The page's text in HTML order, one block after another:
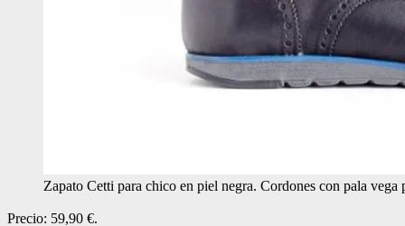
Zapato Cetti para chico en piel negra. Cordones con pala
Precio: 59,90 €.